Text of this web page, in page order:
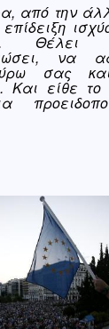
από την
να
σας
Και είθε